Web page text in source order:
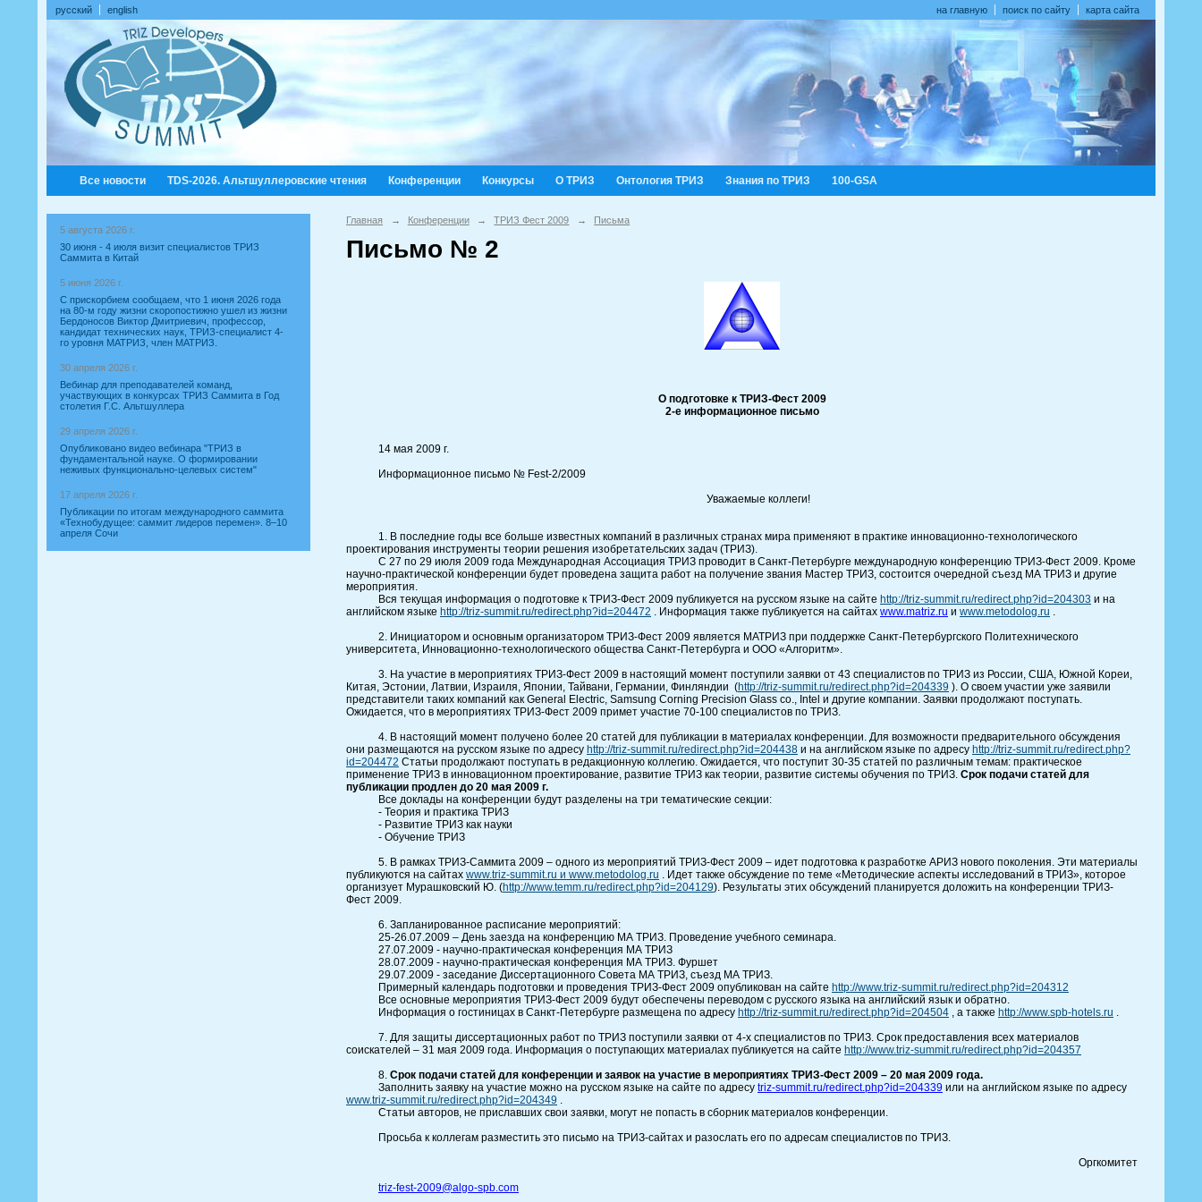
русский english на главную поиск по сайту карта сайта
Все новости TDS-2026. Альтшуллеровские чтения Конференции Конкурсы О ТРИЗ Онтология ТРИЗ Знания по ТРИЗ 100-GSA
5 августа 2026 г.
30 июня - 4 июля визит специалистов ТРИЗ
Саммита в Китай
5 июня 2026 г.
С прискорбием сообщаем, что 1 июня 2026 года
на 80-м году жизни скоропостижно ушел из жизни
Бердоносов Виктор Дмитриевич, профессор,
кандидат технических наук, ТРИЗ-специалист 4-
го уровня МАТРИЗ, член МАТРИЗ.
30 апреля 2026 г.
Вебинар для преподавателей команд,
участвующих в конкурсах ТРИЗ Саммита в Год
столетия Г.С. Альтшуллера
29 апреля 2026 г.
Опубликовано видео вебинара "ТРИЗ в
фундаментальной науке. О формировании
неживых функционально-целевых систем"
17 апреля 2026 г.
Публикации по итогам международного саммита
«Технобудущее: саммит лидеров перемен». 8–10
апреля Сочи
Главная → Конференции → ТРИЗ Фест 2009 → Письма
Письмо № 2
О подготовке к ТРИЗ-Фест 2009
2-е информационное письмо
14 мая 2009 г.
Информационное письмо № Fest-2/2009
Уважаемые коллеги!
1. В последние годы все больше известных компаний в различных странах мира применяют в практике инновационно-технологического
проектирования инструменты теории решения изобретательских задач (ТРИЗ).
С 27 по 29 июля 2009 года Международная Ассоциация ТРИЗ проводит в Санкт-Петербурге международную конференцию ТРИЗ-Фест 2009. Кроме
научно-практической конференции будет проведена защита работ на получение звания Мастер ТРИЗ, состоится очередной съезд МА ТРИЗ и другие
мероприятия.
Вся текущая информация о подготовке к ТРИЗ-Фест 2009 публикуется на русском языке на сайте http://triz-summit.ru/redirect.php?id=204303 и на
английском языке http://triz-summit.ru/redirect.php?id=204472 . Информация также публикуется на сайтах www.matriz.ru и www.metodolog.ru
2. Инициатором и основным организатором ТРИЗ-Фест 2009 является МАТРИЗ при поддержке Санкт-Петербургского Политехнического
университета, Инновационно-технологического общества Санкт-Петербурга и ООО «Алгоритм».
3. На участие в мероприятиях ТРИЗ-Фест 2009 в настоящий момент поступили заявки от 43 специалистов по ТРИЗ из России, США, Южной Кореи,
Китая, Эстонии, Латвии, Израиля, Японии, Тайвани, Германии, Финляндии (http://triz-summit.ru/redirect.php?id=204339 ). О своем участии уже заявили
представители таких компаний как General Electric, Samsung Corning Precision Glass co., Intel и другие компании. Заявки продолжают поступать.
Ожидается, что в мероприятиях ТРИЗ-Фест 2009 примет участие 70-100 специалистов по ТРИЗ.
4. В настоящий момент получено более 20 статей для публикации в материалах конференции. Для возможности предварительного обсуждения
они размещаются на русском языке по адресу http://triz-summit.ru/redirect.php?id=204438 и на английском языке по адресу http://triz-summit.ru/redirect.php?
id=204472 Статьи продолжают поступать в редакционную коллегию. Ожидается, что поступит 30-35 статей по различным темам: практическое
применение ТРИЗ в инновационном проектирование, развитие ТРИЗ как теории, развитие системы обучения по ТРИЗ. Срок подачи статей для
публикации продлен до 20 мая 2009 г.
Все доклады на конференции будут разделены на три тематические секции:
- Теория и практика ТРИЗ
- Развитие ТРИЗ как науки
- Обучение ТРИЗ
5. В рамках ТРИЗ-Саммита 2009 – одного из мероприятий ТРИЗ-Фест 2009 – идет подготовка к разработке АРИЗ нового поколения. Эти материалы
публикуются на сайтах www.triz-summit.ru и www.metodolog.ru . Идет также обсуждение по теме «Методические аспекты исследований в ТРИЗ», которое
организует Мурашковский Ю. (http://www.temm.ru/redirect.php?id=204129). Результаты этих обсуждений планируется доложить на конференции ТРИЗ-
Фест 2009.
6. Запланированное расписание мероприятий:
25-26.07.2009 – День заезда на конференцию МА ТРИЗ. Проведение учебного семинара.
27.07.2009 - научно-практическая конференция МА ТРИЗ
28.07.2009 - научно-практическая конференция МА ТРИЗ. Фуршет
29.07.2009 - заседание Диссертационного Совета МА ТРИЗ, съезд МА ТРИЗ.
Примерный календарь подготовки и проведения ТРИЗ-Фест 2009 опубликован на сайте http://www.triz-summit.ru/redirect.php?id=204312
Все основные мероприятия ТРИЗ-Фест 2009 будут обеспечены переводом с русского языка на английский язык и обратно.
Информация о гостиницах в Санкт-Петербурге размещена по адресу http://triz-summit.ru/redirect.php?id=204504 , а также http://www.spb-hotels.ru
7. Для защиты диссертационных работ по ТРИЗ поступили заявки от 4-х специалистов по ТРИЗ. Срок предоставления всех материалов
соискателей – 31 мая 2009 года. Информация о поступающих материалах публикуется на сайте http://www.triz-summit.ru/redirect.php?id=204357
8. Срок подачи статей для конференции и заявок на участие в мероприятиях ТРИЗ-Фест 2009 – 20 мая 2009 года.
Заполнить заявку на участие можно на русском языке на сайте по адресу triz-summit.ru/redirect.php?id=204339 или на английском языке по адресу
www.triz-summit.ru/redirect.php?id=204349
Статьи авторов, не приславших свои заявки, могут не попасть в сборник материалов конференции.
Просьба к коллегам разместить это письмо на ТРИЗ-сайтах и разослать его по адресам специалистов по ТРИЗ.
Оргкомитет
triz-fest-2009@algo-spb.com